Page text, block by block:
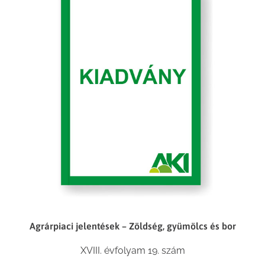
Agrárpiaci jelentések – Zöldség, gyümölcs és bor
XVIII. évfolyam 19. szám